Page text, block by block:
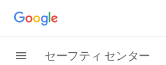
セーフティ センター